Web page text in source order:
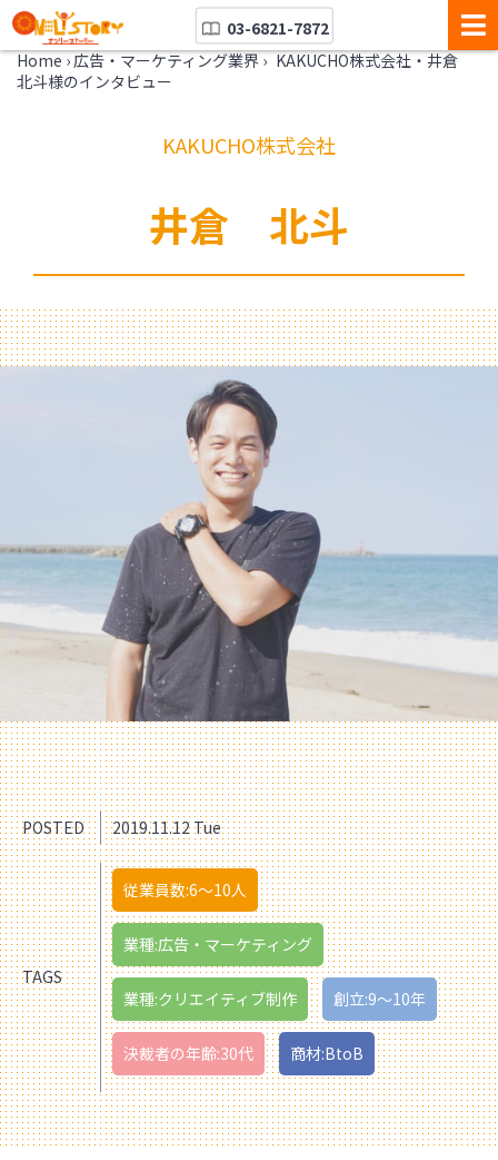
03-6821-7872
Home ›広告・マーケティング業界 › KAKUCHO株式会社・井倉
北斗様のインタビュー
KAKUCHO株式会社
井倉 北斗
POSTED 2019.11.12 Tue
TAGS
従業員数:6～10人
業種:広告・マーケティング
業種:クリエイティブ制作 創立:9〜10年
決裁者の年齢:30代 商材:BtoB